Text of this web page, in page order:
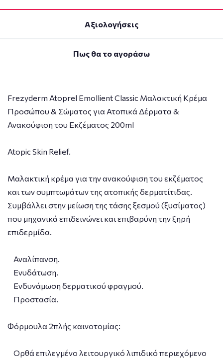
Αξιολογήσεις
Πως θα το αγοράσω
Frezyderm Atoprel Emollient Classic Μαλακτική Κρέμα
Προσώπου & Σώματος για Ατοπικά Δέρματα &
Ανακούφιση του Εκζέματος 200ml
Atopic Skin Relief.
Μαλακτική κρέμα για την ανακούφιση του εκζέματος
και των συμπτωμάτων της ατοπικής δερματίτιδας.
Συμβάλλει στην μείωση της τάσης ξεσμού (ξυσίματος)
που μηχανικά επιδεινώνει και επιβαρύνη την ξηρή
επιδερμίδα.
Αναλίπανση.
Ενυδάτωση.
Ενδυνάμωση δερματικού φραγμού.
Προστασία.
Φόρμουλα 2πλής καινοτομίας:
Ορθά επιλεγμένο λειτουργικό λιπιδικό περιεχόμενο